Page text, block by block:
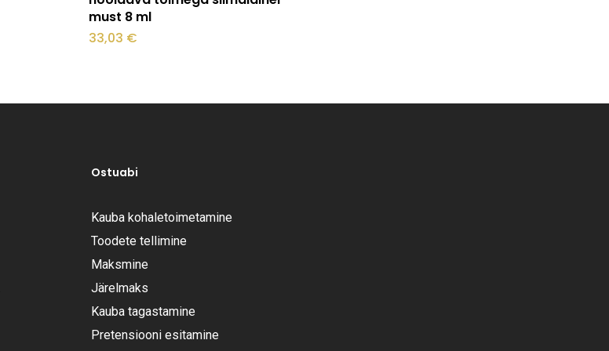
must 8 ml
33,03 €
Ostuabi
Kauba kohaletoimetamine
Toodete tellimine
Maksmine
Järelmaks
Kauba tagastamine
Pretensiooni esitamine